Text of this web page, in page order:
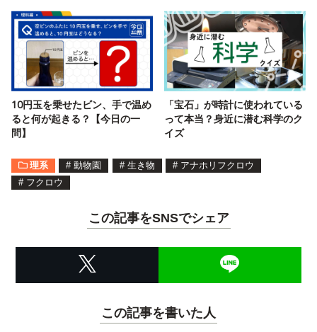
10円玉を乗せたビン、手で温め
ると何が起きる？【今日の一
問】
「宝石」が時計に使われている
って本当？身近に潜む科学のク
イズ
理系 # 動物園 # 生き物 # アナホリフクロウ
# フクロウ
この記事をSNSでシェア
この記事を書いた人